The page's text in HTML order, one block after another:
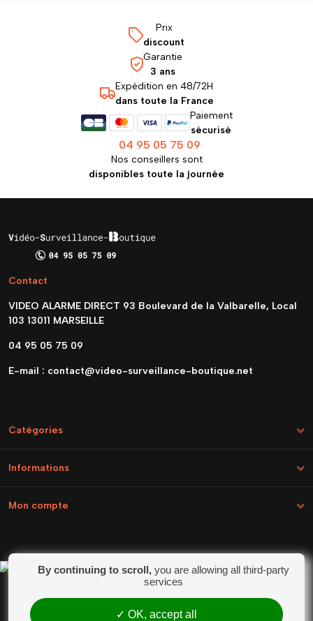
Prix
discount
Garantie
3 ans
Expédition en 48/72H
dans toute la France
Paiement
sécurisé
04 95 05 75 09
Nos conseillers sont
disponibles toute la journée
Contact
VIDEO ALARME DIRECT 93 Boulevard de la Valbarelle, Local
103 13011 MARSEILLE
04 95 05 75 09
E-mail : contact@video-surveillance-boutique.net
Catégories
Informations
Mon compte
Marchand approuvé par la Société des Avis
cliquez ici pour vérifier
By continuing to scroll, you are allowing all third-party
services
OK, accept all